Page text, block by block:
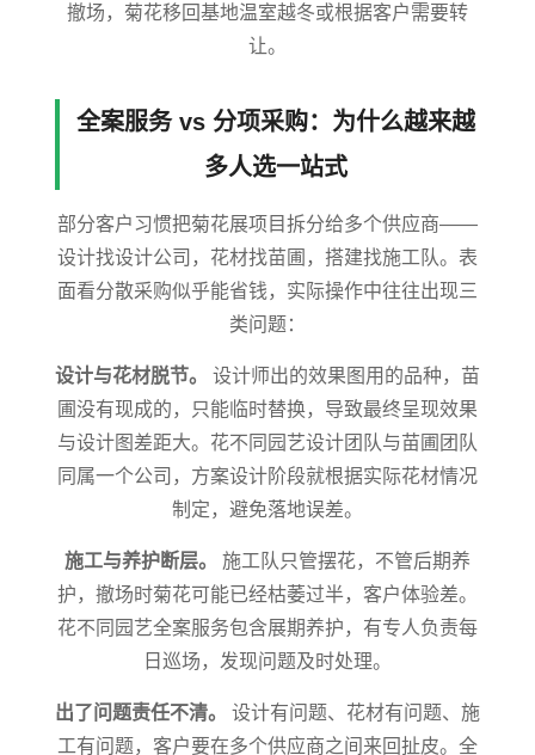
撤场，菊花移回基地温室越冬或根据客户需要转
让。
全案服务 vs 分项采购：为什么越来越
多人选一站式
部分客户习惯把菊花展项目拆分给多个供应商——
设计找设计公司，花材找苗圃，搭建找施工队。表
面看分散采购似乎能省钱，实际操作中往往出现三
类问题：
设计与花材脱节。
设计师出的效果图用的品种，苗
圃没有现成的，只能临时替换，导致最终呈现效果
与设计图差距大。花不同园艺设计团队与苗圃团队
同属一个公司，方案设计阶段就根据实际花材情况
制定，避免落地误差。
施工与养护断层。
施工队只管摆花，不管后期养
护，撤场时菊花可能已经枯萎过半，客户体验差。
花不同园艺全案服务包含展期养护，有专人负责每
日巡场，发现问题及时处理。
出了问题责任不清。
设计有问题、花材有问题、施
工有问题，客户要在多个供应商之间来回扯皮。全